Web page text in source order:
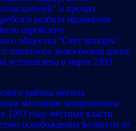
и прочих
разбита мраморная
еврейскую
общества “Свет меноры”
памятного знака (новая доска,
установлена в марте 1993
района могила
массовым захоронением
1993 году местные власти
освобождения Беларуси от